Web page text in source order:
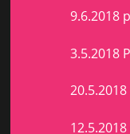
9.6.2018
3.5.2018